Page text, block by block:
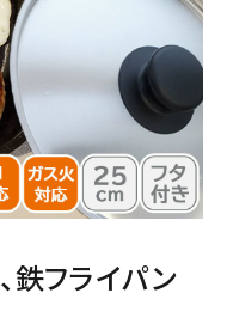
鉄フライパン